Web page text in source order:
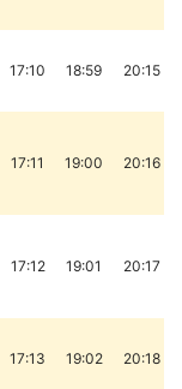
17:10 18:59 20:15
17:11 19:00 20:16
17:12 19:01 20:17
17:13 19:02 20:18